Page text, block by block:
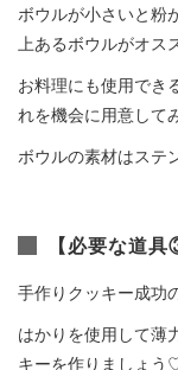
ボウルが小さいと粉
上あるボウルがオス
お料理にも使用でき
れを機会に用意して
ボウルの素材はステ
【必要な道
手作りクッキー成功
はかりを使用して薄
キーを作りましょう